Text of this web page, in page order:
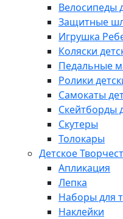
Велосипеды
Защитные
Игрушка
Коляски
Педальные
Ролики
Самокаты
Скейтборды
Скутеры
Толокары
Детское
Апликация
Лепка
Наборы для
Наклейки